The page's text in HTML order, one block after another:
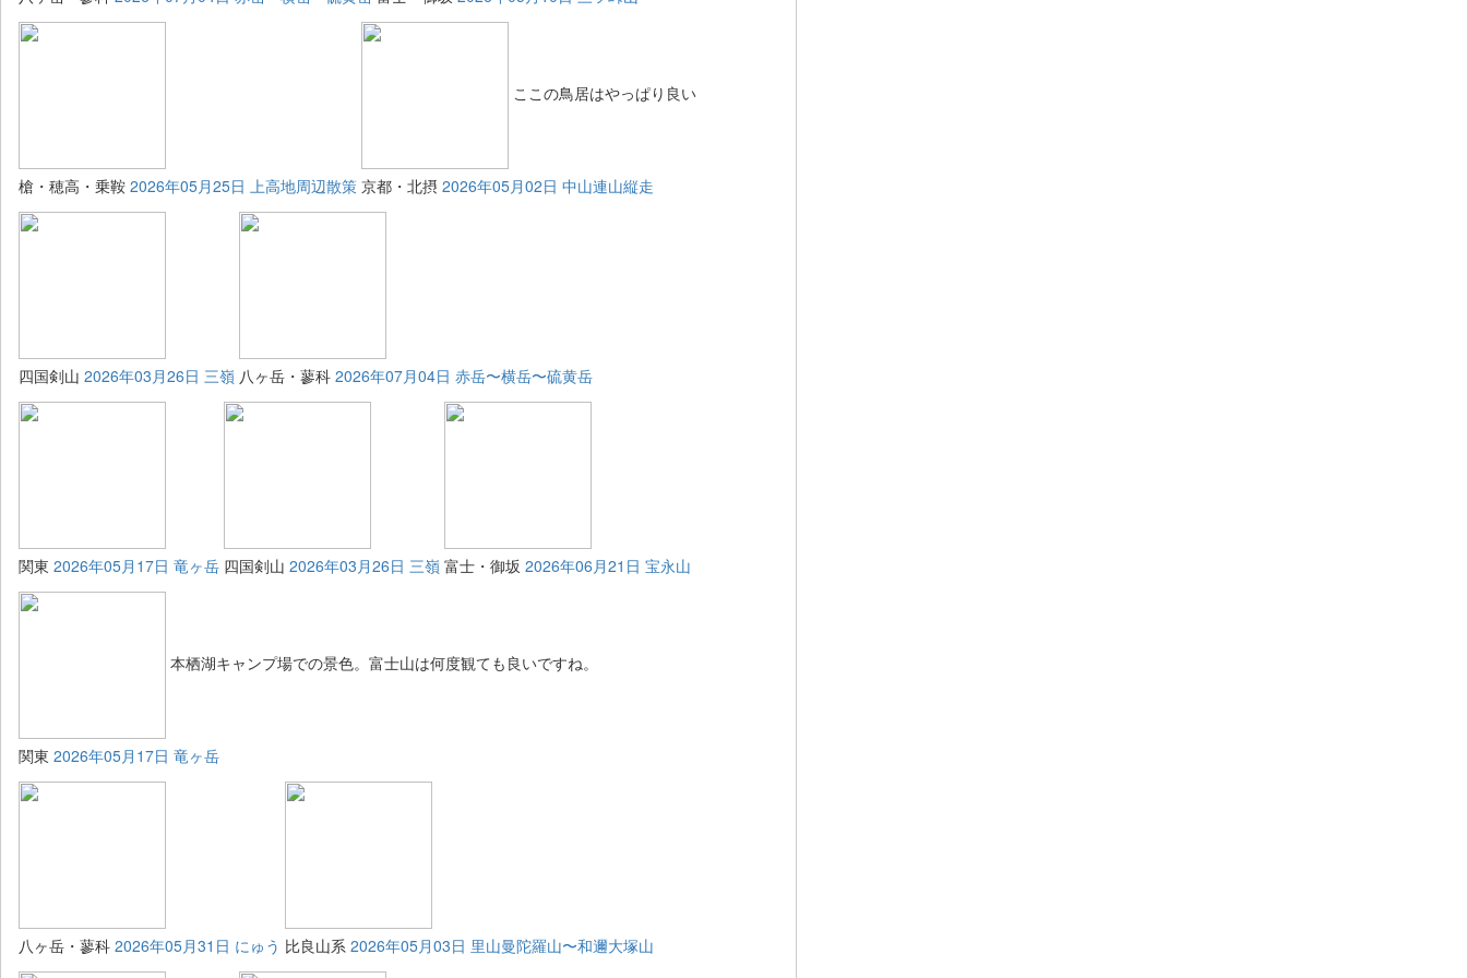
槍・穂高・乗鞍 2026年05月25日 上高地周辺散策
ここの鳥居はやっぱり良い
京都・北摂 2026年05月02日 中山連山縦走
四国剣山 2026年03月26日 三嶺 八ヶ岳・蓼科 2026年07月04日 赤岳〜横岳〜硫黄岳
関東 2026年05月17日 竜ヶ岳 四国剣山 2026年03月26日 三嶺 富士・御坂 2026年06月21日 宝永山
本栖湖キャンプ場での景色。富士山は何度観ても良いですね。
関東 2026年05月17日 竜ヶ岳
八ヶ岳・蓼科 2026年05月31日 にゅう 比良山系 2026年05月03日 里山曼陀羅山〜和邇大塚山